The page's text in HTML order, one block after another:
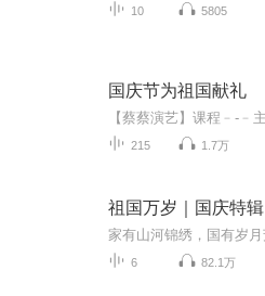
10 5805
国庆节为祖国献礼
215 1.7万
祖国万岁｜国庆特辑
6 82.1万